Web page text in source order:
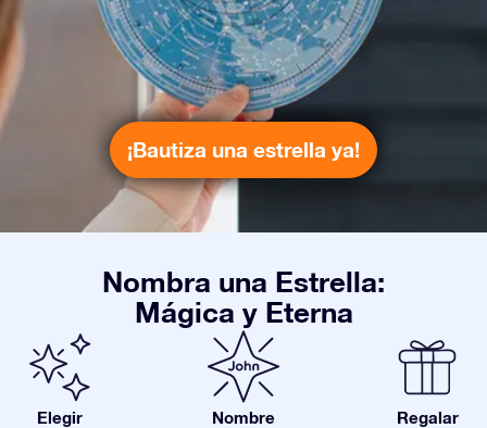
¡Bautiza una estrella ya!
Nombra una Estrella:
Mágica y Eterna
Elegir Nombre Regalar